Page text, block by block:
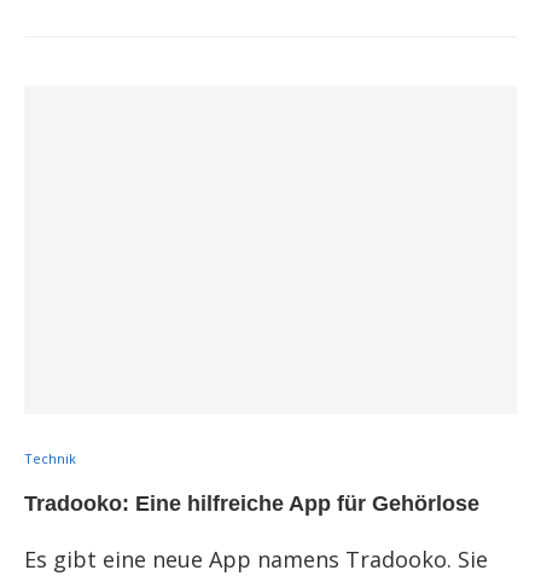
Technik
Tradooko: Eine hilfreiche App für Gehörlose
Es gibt eine neue App namens Tradooko. Sie